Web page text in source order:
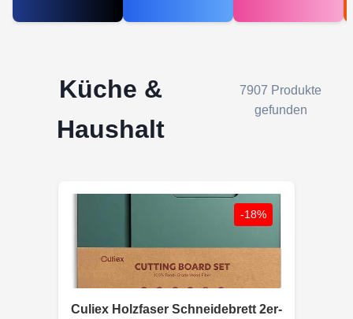
Küche &
Haushalt
7907 Produkte
gefunden
-18%
Culiex Holzfaser Schneidebrett 2er-